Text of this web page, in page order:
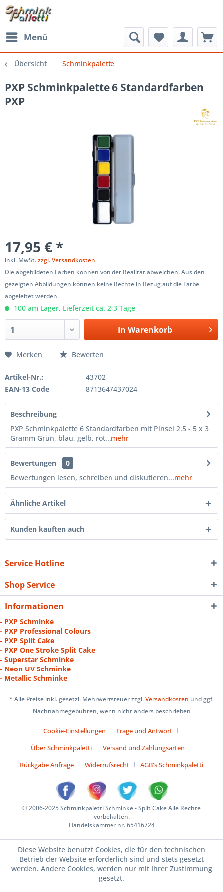
Menü
Übersicht Schminkpalette
PXP Schminkpalette 6 Standardfarben
PXP
17,95 € *
inkl. MwSt.zzgl. Versandkosten
Die abgebildeten Farben können von der Realität abweichen. Aus den
gezeigten Abbildungen können keine Rechte in Bezug auf die Farbe
abgeleitet werden.
100 am Lager, Lieferzeit ca. 2-3 Tage
In Warenkorb
Merken Bewerten
Artikel-Nr.:
43702
EAN-13 Code
8713647437024
Beschreibung
PXP Schminkpalette 6 Standardfarben mit Pinsel 2.5 - 5 x 3
Gramm Grün, blau, gelb, rot...mehr
Bewertungen
0
Bewertungen lesen, schreiben und diskutieren...mehr
Ähnliche Artikel
Kunden kauften auch
Service Hotline
Shop Service
Informationen
- PXP Schminke
- PXP Professional Colours
- PXP Split Cake
- PXP One Stroke Split Cake
- Superstar Schminke
- Neon UV Schminke
- Metallic Schminke
* Alle Preise inkl. gesetzl. Mehrwertsteuer zzgl.Versandkosten und ggf.
Nachnahmegebühren, wenn nicht anders beschrieben
Cookie-Einstellungen
Frage und Antwort
Über Schminkpaletti
Versand und Zahlungsarten
Rückgabe Anfrage
Widerrufsrecht AGB's Schminkpaletti
© 2006-2025 Schminkpaletti Schminke - Split Cake Alle Rechte
vorbehalten.
Handelskammer nr. 65416724
Diese Website benutzt Cookies, die für den technischen
Betrieb der Website erforderlich sind und stets gesetzt
werden. Andere Cookies, werden nur mit Ihrer Zustimmung
gesetzt.